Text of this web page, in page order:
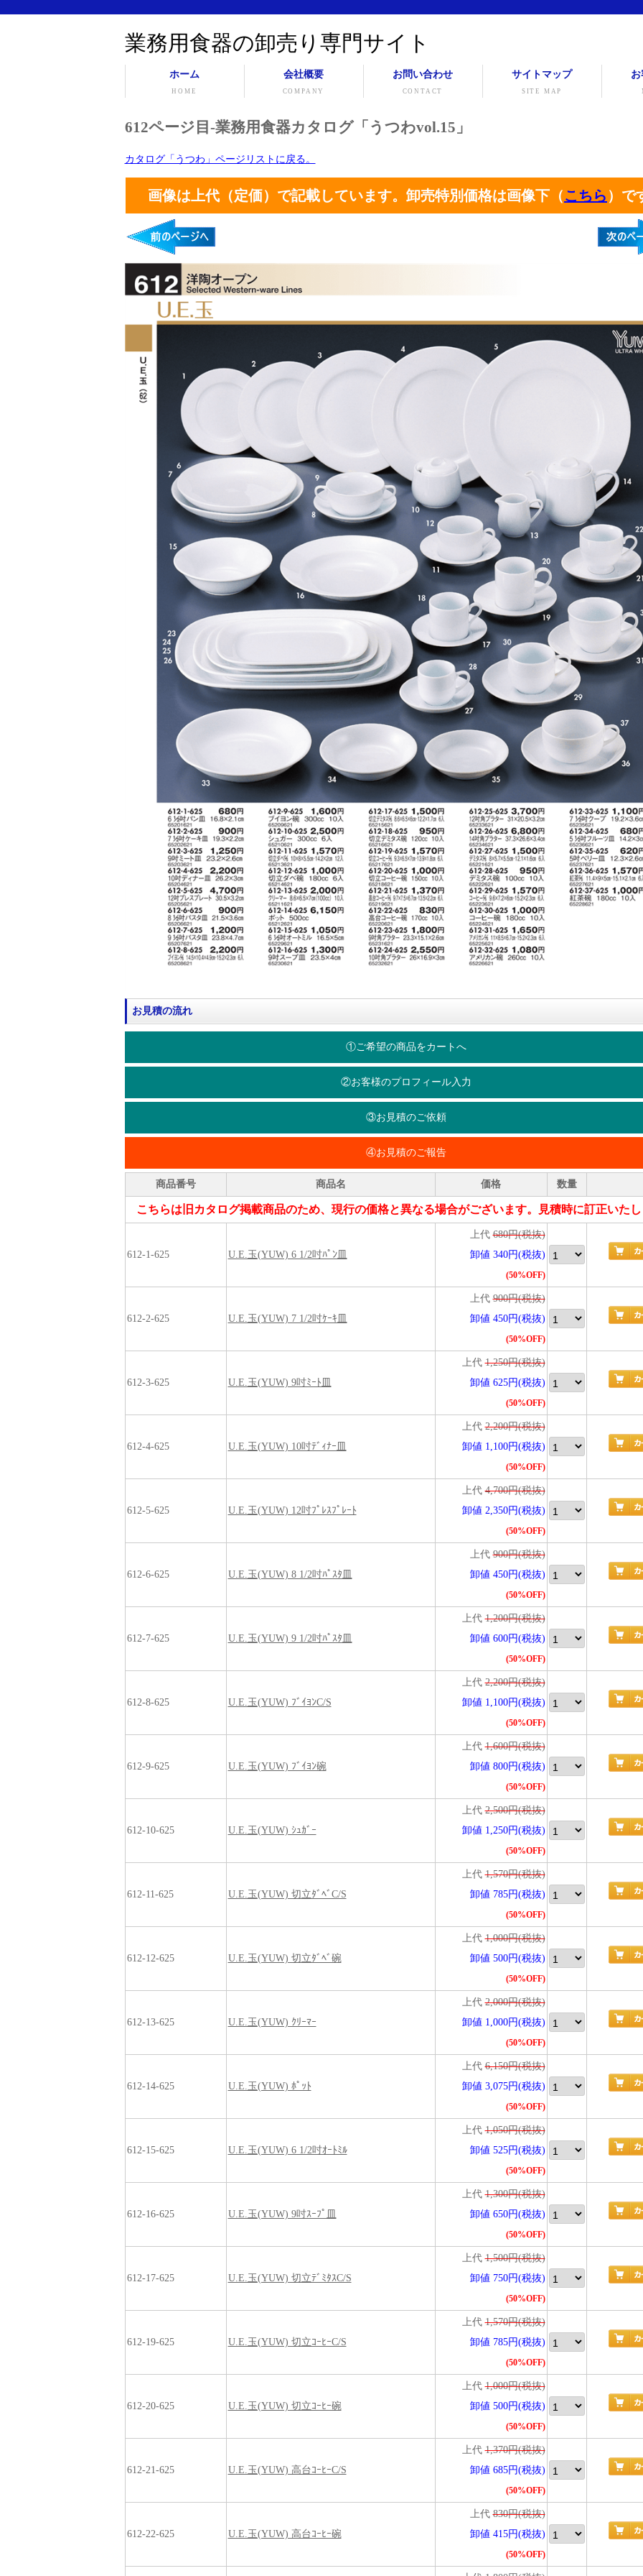
業務用食器の卸売り専門サイト
ホーム
HOME
会社概要
COMPANY
お問い合わせ
CONTACT
サイトマップ
SITE MAP
612ページ目-業務用食器カタログ「うつわvol.15」
カタログ「うつわ」ページリストに戻る。
画像は上代（定価）で記載しています。卸売特別価格は画像下（こちら ）で
お見積の流れ
①ご希望の商品をカートへ
②お客様のプロフィール入力
③お見積のご依頼
④お見積のご報告
商品番号 商品名 価格 数量
こちらは旧カタログ掲載商品のため、現行の価格と異なる場合がございます。見積時に訂正いた
612-1-625 U.E.玉(YUW) 6 1/2吋ﾊﾟﾝ皿
上代680円(税抜)
卸値 340円(税抜)
(50%OFF)
612-2-625 U.E.玉(YUW) 7 1/2吋ｹｰｷ皿
上代900円(税抜)
卸値 450円(税抜)
(50%OFF)
612-3-625 U.E.玉(YUW) 9吋ﾐｰﾄ皿
上代1,250円(税抜)
卸値 625円(税抜)
(50%OFF)
612-4-625 U.E.玉(YUW) 10吋ﾃﾞｨﾅｰ皿
上代2,200円(税抜)
卸値 1,100円(税抜)
(50%OFF)
612-5-625 U.E.玉(YUW) 12吋ﾌﾟﾚｽﾌﾟﾚｰﾄ
上代4,700円(税抜)
卸値 2,350円(税抜)
(50%OFF)
612-6-625 U.E.玉(YUW) 8 1/2吋ﾊﾟｽﾀ皿
上代900円(税抜)
卸値 450円(税抜)
(50%OFF)
612-7-625 U.E.玉(YUW) 9 1/2吋ﾊﾟｽﾀ皿
上代1,200円(税抜)
卸値 600円(税抜)
(50%OFF)
612-8-625 U.E.玉(YUW) ﾌﾞｲﾖﾝC/S
上代2,200円(税抜)
卸値 1,100円(税抜)
(50%OFF)
612-9-625 U.E.玉(YUW) ﾌﾞｲﾖﾝ碗
上代1,600円(税抜)
卸値 800円(税抜)
(50%OFF)
612-10-625 U.E.玉(YUW) ｼｭｶﾞｰ
上代2,500円(税抜)
卸値 1,250円(税抜)
(50%OFF)
612-11-625 U.E.玉(YUW) 切立ﾀﾞﾍﾞC/S
上代1,570円(税抜)
卸値 785円(税抜)
(50%OFF)
612-12-625 U.E.玉(YUW) 切立ﾀﾞﾍﾞ碗
上代1,000円(税抜)
卸値 500円(税抜)
(50%OFF)
612-13-625 U.E.玉(YUW) ｸﾘｰﾏｰ
上代2,000円(税抜)
卸値 1,000円(税抜)
(50%OFF)
612-14-625 U.E.玉(YUW) ﾎﾟｯﾄ
上代6,150円(税抜)
卸値 3,075円(税抜)
(50%OFF)
612-15-625 U.E.玉(YUW) 6 1/2吋ｵｰﾄﾐﾙ
上代1,050円(税抜)
卸値 525円(税抜)
(50%OFF)
612-16-625 U.E.玉(YUW) 9吋ｽｰﾌﾟ皿
上代1,300円(税抜)
卸値 650円(税抜)
(50%OFF)
612-17-625 U.E.玉(YUW) 切立ﾃﾞﾐﾀｽC/S
上代1,500円(税抜)
卸値 750円(税抜)
(50%OFF)
612-19-625 U.E.玉(YUW) 切立ｺｰﾋｰC/S
上代1,570円(税抜)
卸値 785円(税抜)
(50%OFF)
612-20-625 U.E.玉(YUW) 切立ｺｰﾋｰ碗
上代1,000円(税抜)
卸値 500円(税抜)
(50%OFF)
612-21-625 U.E.玉(YUW) 高台ｺｰﾋｰC/S
上代1,370円(税抜)
卸値 685円(税抜)
(50%OFF)
612-22-625 U.E.玉(YUW) 高台ｺｰﾋｰ碗
上代830円(税抜)
卸値 415円(税抜)
(50%OFF)